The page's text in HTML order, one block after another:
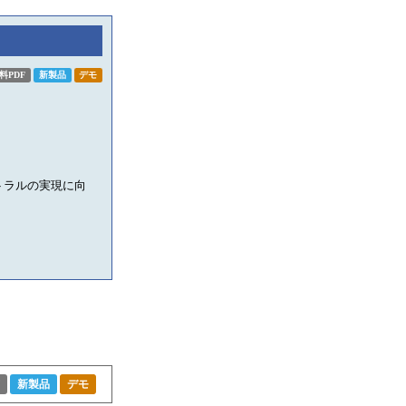
PDF 新製品 デモ
ルの実現に向
デモ
新製品